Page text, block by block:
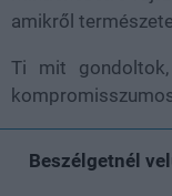
amikről
Ti mit
Beszélgetnél